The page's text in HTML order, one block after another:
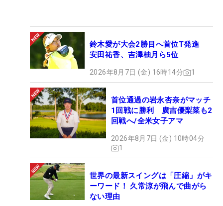
鈴木愛が大会2勝目へ首位T発進
安田祐香、吉澤柚月ら5位
2026年8月7日 (金) 16時14分 1
首位通過の岩永杏奈がマッチ
1回戦に勝利 廣吉優梨菜も2
回戦へ/全米女子アマ
2026年8月7日 (金) 10時04分
1
世界の最新スイングは「圧縮」がキ
ーワード！ 久常涼が飛んで曲がら
ない理由